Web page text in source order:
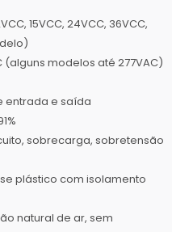
15VCC, 24VCC, 36VCC,
(alguns modelos até 277VAC)
entrada e saída
sobrecarga, sobretensão
plástico com isolamento
natural de ar, sem